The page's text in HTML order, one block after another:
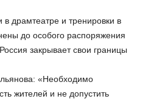
в драмтеатре и тренировки в
до особого распоряжения
закрывает свои границы
«Необходимо
жителей и не допустить